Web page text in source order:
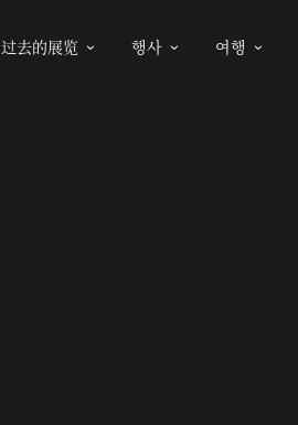
过去的展览  행사  여행 